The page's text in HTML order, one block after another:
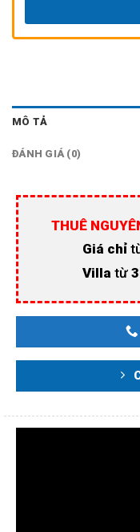
MÔ TẢ
ĐÁNH GIÁ (0)
THUÊ
Giá chỉ
Villa từ